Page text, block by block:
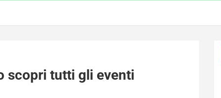
scopri tutti gli eventi